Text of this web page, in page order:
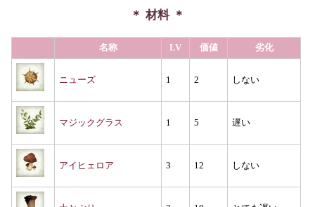
材料
名称 LV 価値 劣化
ニューズ 1 2 しない
マジックグラス 1 5 遅い
アイヒェロア 3 12 しない